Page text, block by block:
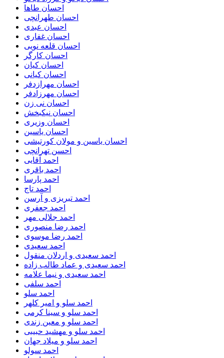
احسان طاها
احسان طهرانچی
احسان عبدی
احسان غفاری
احسان قلعه نویی
احسان کارگر
احسان کیان
احسان کیانی
احسان مهرازدفر
احسان مهرزادفر
احسان نی زن
احسان نیکبخش
احسان وزیری
احسان یاسین
احسان یاسین و مولان کورتیشی
احسن تهرانچی
احمد آقایی
احمد باقری
احمد پارسا
احمد تاج
احمد تبریزی و آرسن
احمد جعفری
احمد جلالی مهر
احمد رضا منصوری
احمد رضا موسوی
احمد سعیدی
احمد سعیدی و اردلان منقول
احمد سعیدی و عماد طالب زاده
احمد سعیدی و نیما علامه
احمد سلفی
احمد سلو
احمد سلو و امیر کلهر
احمد سلو و سینا کرمی
احمد سلو و معین زندی
احمد سلو و مهشید حبیبی
احمد سلو و میلاد جهان
احمد سولو